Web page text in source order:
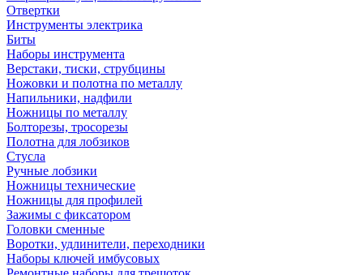
Отвертки
Инструменты электрика
Биты
Наборы инструмента
Верстаки, тиски, струбцины
Ножовки и полотна по металлу
Напильники, надфили
Ножницы по металлу
Болторезы, тросорезы
Полотна для лобзиков
Стусла
Ручные лобзики
Ножницы технические
Ножницы для профилей
Зажимы с фиксатором
Головки сменные
Воротки, удлинители, переходники
Наборы ключей имбусовых